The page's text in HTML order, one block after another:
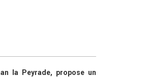
la Peyrade, propose un